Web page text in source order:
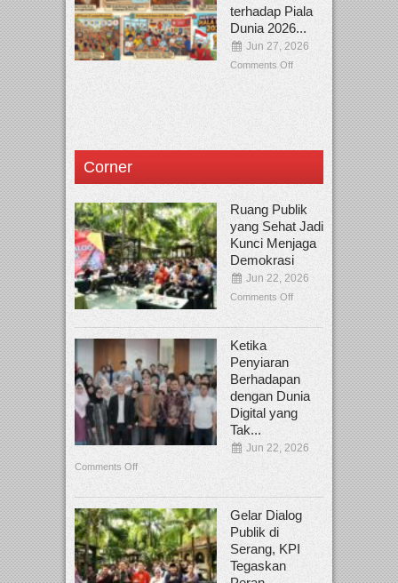
terhadap Piala
Dunia 2026...
Jun 27, 2026
Comments Off
Corner
Ruang Publik
yang Sehat Jadi
Kunci Menjaga
Demokrasi
Jun 22, 2026
Comments Off
Ketika
Penyiaran
Berhadapan
dengan Dunia
Digital yang
Tak...
Jun 22, 2026
Comments Off
Gelar Dialog
Publik di
Serang, KPI
Tegaskan